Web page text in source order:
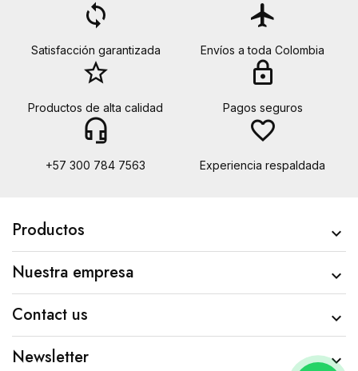
loop
Satisfacción garantizada
flight
Envíos a toda Colombia
star_border
Productos de alta calidad
lock
Pagos seguros
headset_mic
+57 300 784 7563
favorite_border
Experiencia respaldada
Productos 
Nuestra empresa 
Contact us 
Newsletter 